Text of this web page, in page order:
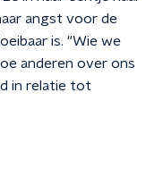
angst voor de
is. "Wie we
anderen over ons
in relatie tot